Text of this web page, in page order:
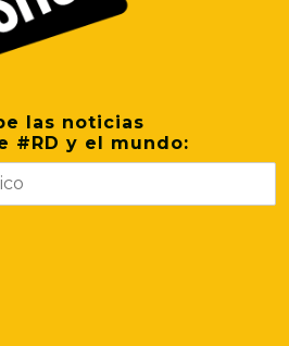
las noticias
#RD y el mundo: